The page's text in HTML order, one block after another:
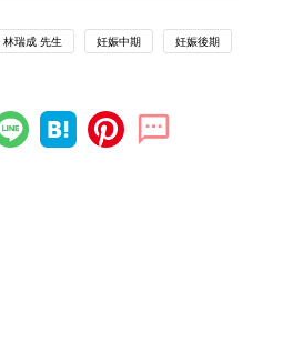
林瑞成 先生 妊娠中期 妊娠後期